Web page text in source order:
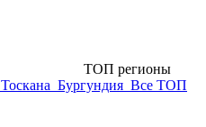
ТОП регионы
Тоскана Бургундия Все ТОП